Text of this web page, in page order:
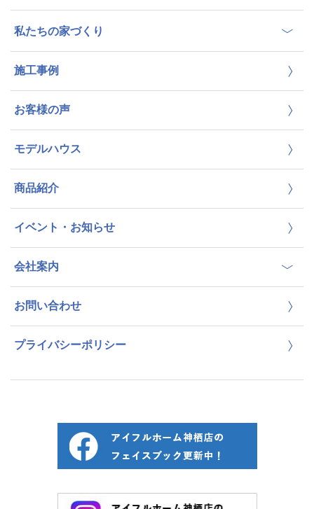
私たちの家づくり
施工事例
お客様の声
モデルハウス
商品紹介
イベント・お知らせ
会社案内
お問い合わせ
プライバシーポリシー